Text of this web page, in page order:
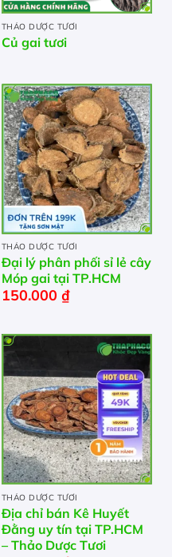
THẢO DƯỢC TƯƠI
Củ gai tươi
THẢO DƯỢC TƯƠI
Đại lý phân phối sỉ lẻ cây
Móp gai tại TP.HCM
150.000 ₫
THẢO DƯỢC TƯƠI
Địa chỉ bán Kê Huyết
Đằng uy tín tại TP.HCM
– Thảo Dược Tươi